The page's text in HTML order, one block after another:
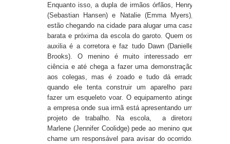
Enquanto isso, a dupla de irmãos órfãos, Henry
(Sebastian Hansen) e Natalie (Emma Myers),
estão chegando na cidade para alugar uma casa
barata e próxima da escola do garoto. Quem os
auxilia é a corretora e faz tudo Dawn (Danielle
Brooks). O menino é muito interessado em
ciência e até chega a fazer uma demonstração
aos colegas, mas é zoado e tudo dá errado
quando ele tenta construir um aparelho para
fazer um esqueleto voar. O equipamento atinge
a empresa onde sua irmã está apresentando um
projeto de trabalho. Na escola, a diretora
Marlene (Jennifer Coolidge) pede ao menino que
chame um responsável para avisar do ocorrido.